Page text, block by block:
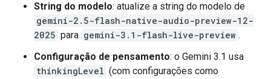
String do modelo: atualize a string do modelo de
gemini-2.5-flash-native-audio-preview-12-
2025 para gemini-3.1-flash-live-preview .
Configuração de pensamento: o Gemini 3.1 usa
thinkingLevel (com configurações como